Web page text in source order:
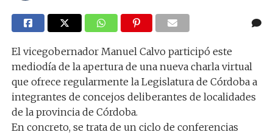
El vicegobernador Manuel Calvo participó este
mediodía de la apertura de una nueva charla virtual
que ofrece regularmente la Legislatura de Córdoba a
integrantes de concejos deliberantes de localidades
de la provincia de Córdoba.
En concreto, se trata de un ciclo de conferencias